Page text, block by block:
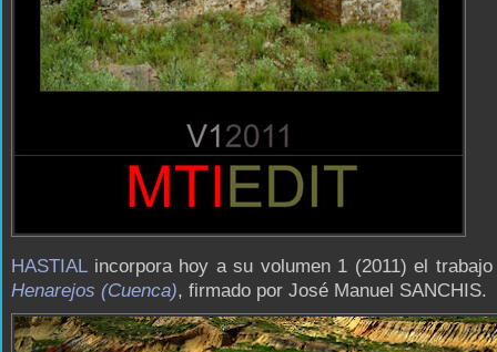
HASTIALincorpora hoy a su volumen 1 (2011) el
Henarejos (Cuenca), firmado por José Manuel SANCHIS.